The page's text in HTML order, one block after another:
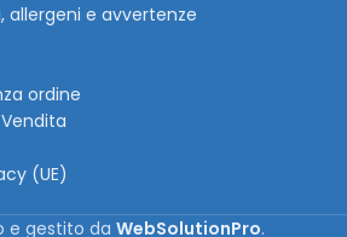
allergeni e avvertenze
ordine
(UE)
e gestito da WebSolutionPro.